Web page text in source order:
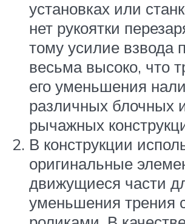
установках или
нет рукоятки
тому усилие взвода
весьма высоко, что
его уменьшения
различных блочных
рычажных
В конструкции
оригинальные
движущиеся части
уменьшения трения